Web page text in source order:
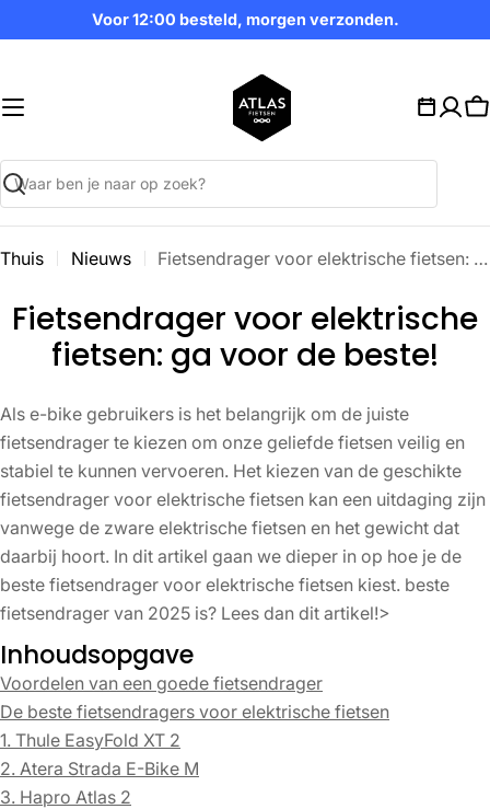
naar
Voor 12:00 besteld, morgen verzonden.
Zoekopdracht
Thuis Nieuws Fietsendrager voor elektrische fietsen: ga voor de beste!
Fietsendrager voor elektrische
fietsen: ga voor de beste!
Als e-bike gebruikers is het belangrijk om de juiste
fietsendrager te kiezen om onze geliefde fietsen veilig en
stabiel te kunnen vervoeren. Het kiezen van de geschikte
fietsendrager voor elektrische fietsen kan een uitdaging zijn
vanwege de zware elektrische fietsen en het gewicht dat
daarbij hoort. In dit artikel gaan we dieper in op hoe je de
beste fietsendrager voor elektrische fietsen kiest. beste
fietsendrager van 2025 is? Lees dan dit artikel!>
Inhoudsopgave
Voordelen van een goede fietsendrager
De beste fietsendragers voor elektrische fietsen
1. Thule EasyFold XT 2
2. Atera Strada E-Bike M
3. Hapro Atlas 2